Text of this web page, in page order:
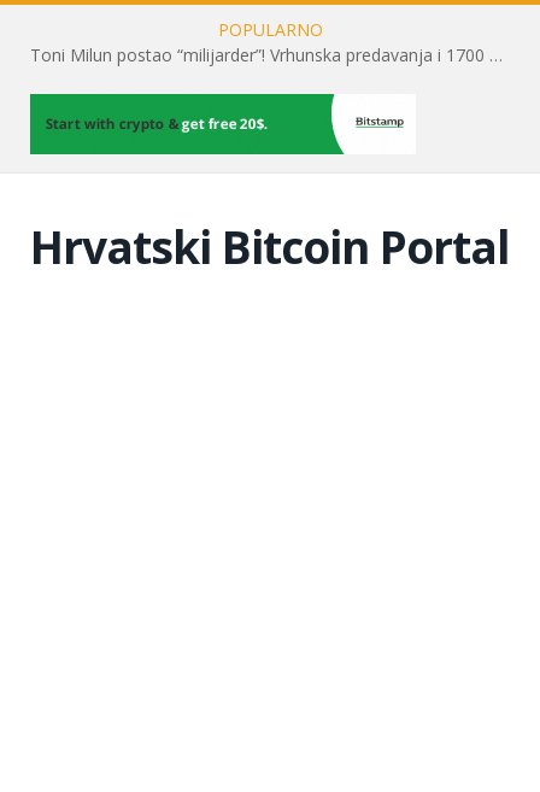
POPULARNO
Toni Milun postao “milijarder”! Vrhunska predavanja i 1700 posjetitelja obilježili su mjesec financijske pismenosti
Hrvatski Bitcoin Portal